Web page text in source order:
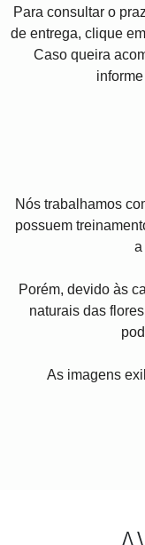
Para consultar o
de entrega, clique
Caso queira
Nós trabalhamos
possuem
a
Porém, devido às
naturais das
As imagens